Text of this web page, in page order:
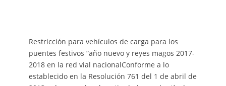
Restricción para vehículos de carga para los
puentes festivos “año nuevo y reyes magos 2017-
2018 en la red vial nacionalConforme a lo
establecido en la Resolución 761 del 1 de abril de